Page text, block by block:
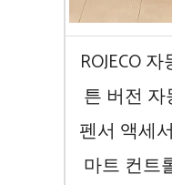
ROJECO
튼 버전
펜서 액세
마트 컨트